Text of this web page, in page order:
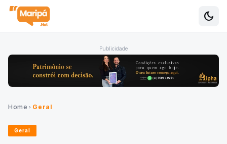
dark_mode
Publicidade
Home chevron_right Geral
Geral